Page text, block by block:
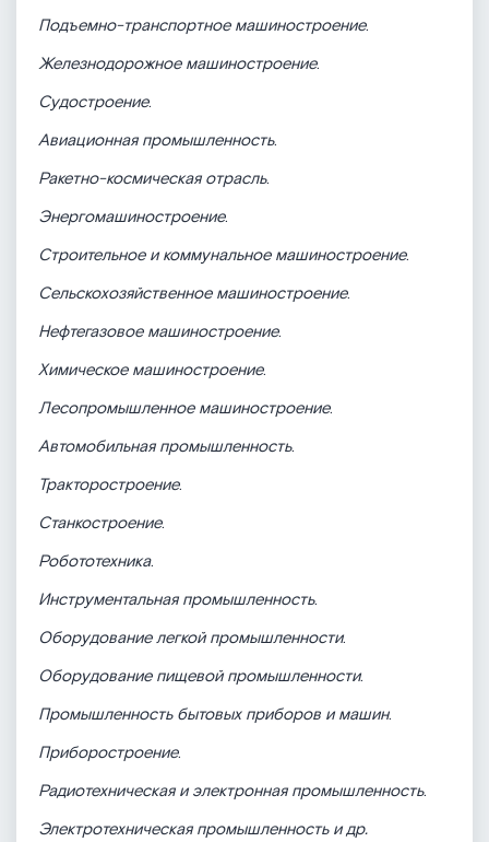
Подъемно-транспортное машиностроение.
Железнодорожное машиностроение.
Судостроение.
Авиационная промышленность.
Ракетно-космическая отрасль.
Энергомашиностроение.
Строительное и коммунальное машиностроение.
Сельскохозяйственное машиностроение.
Нефтегазовое машиностроение.
Химическое машиностроение.
Лесопромышленное машиностроение.
Автомобильная промышленность.
Тракторостроение.
Станкостроение.
Робототехника.
Инструментальная промышленность.
Оборудование легкой промышленности.
Оборудование пищевой промышленности.
Промышленность бытовых приборов и машин.
Приборостроение.
Радиотехническая и электронная промышленность.
Электротехническая промышленностьи др.